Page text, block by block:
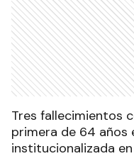
Tres fallecimientos
primera de 64 años
institucionalizada